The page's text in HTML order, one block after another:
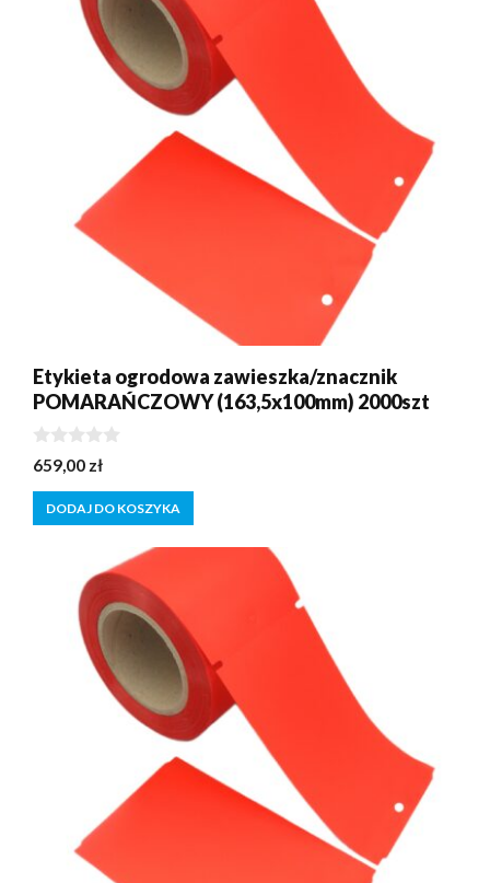
Etykieta ogrodowa zawieszka/znacznik
POMARAŃCZOWY (163,5x100mm) 2000szt
0
z
5
659,00 zł
DODAJ DO KOSZYKA